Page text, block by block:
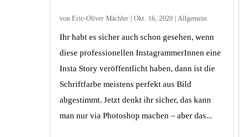
von Eric-Oliver Mächler| Okt. 16, 2020| Allgemein
Ihr habt es sicher auch schon gesehen, wenn
diese professionellen InstagrammerInnen eine
Insta Story veröffentlicht haben, dann ist die
Schriftfarbe meistens perfekt aus Bild
abgestimmt. Jetzt denkt ihr sicher, das kann
man nur via Photoshop machen – aber das...